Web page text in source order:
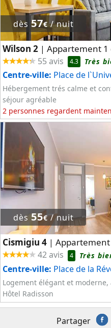
dès57€/ nuit
Wilson 2 | Appartement 1
55 avis 4.3 Très
Centre-ville: Place de
Hébergement trés calme et
séjour agréable
2 personnes regardent
dès 55€/ nuit
Cismigiu 4 |
42 avis 4 Très
Centre-ville: Place de la
Logement élégant et
Hôtel Radisson
Partager